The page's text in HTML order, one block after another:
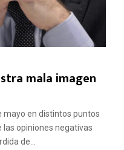
mala imagen
mayo en distintos puntos
opiniones negativas
de...